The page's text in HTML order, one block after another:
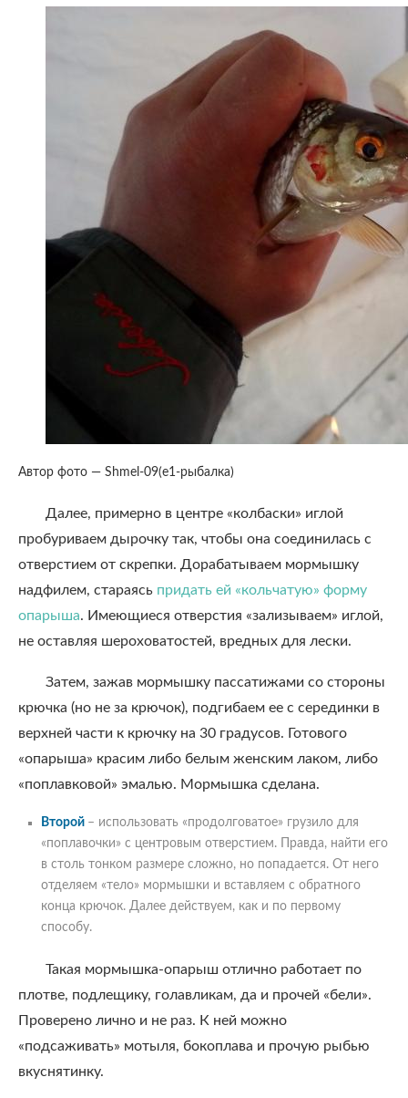
Автор фото — Shmel-09(е1-рыбалка)
Далее, примерно в центре «колбаски» иглой
пробуриваем дырочку так, чтобы она соединилась с
отверстием от скрепки. Дорабатываем мормышку
надфилем, стараясь придать ей «кольчатую» форму
опарыша. Имеющиеся отверстия «зализываем» иглой,
не оставляя шероховатостей, вредных для лески.
Затем, зажав мормышку пассатижами со стороны
крючка (но не за крючок), подгибаем ее с серединки в
верхней части к крючку на 30 градусов. Готового
«опарыша» красим либо белым женским лаком, либо
«поплавковой» эмалью. Мормышка сделана.
Второй – использовать «продолговатое» грузило для
«поплавочки» с центровым отверстием. Правда, найти его
в столь тонком размере сложно, но попадается. От него
отделяем «тело» мормышки и вставляем с обратного
конца крючок. Далее действуем, как и по первому
способу.
Такая мормышка-опарыш отлично работает по
плотве, подлещику, голавликам, да и прочей «бели».
Проверено лично и не раз. К ней можно
«подсаживать» мотыля, бокоплава и прочую рыбью
вкуснятинку.